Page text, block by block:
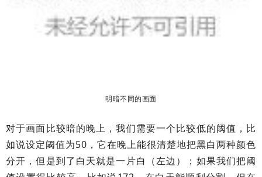
明暗不同的画面
对于画面比较暗的晚上，我们需要一个比较低的阈值，比
如说设定阈值为50，它在晚上能很清楚地把黑白两种颜色
分开，但是到了白天就是一片白（左边）；如果我们把阈